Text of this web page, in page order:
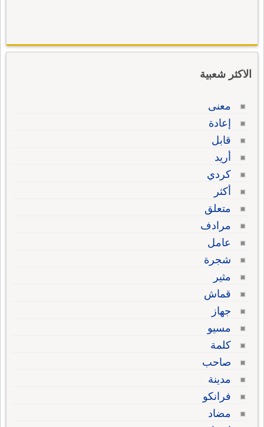
الاكثر شعبية
معنى
إعادة
قابل
أريد
كردي
أكثر
متعلق
مرادف
عامل
شجرة
مثير
قماش
جهاز
مسيو
كلمة
صاحب
مدينة
فرانكو
مضاد